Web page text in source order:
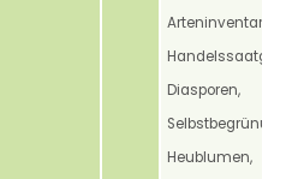
Arteninventar,
Handelssaatgut,
Diasporen,
Heublumen,